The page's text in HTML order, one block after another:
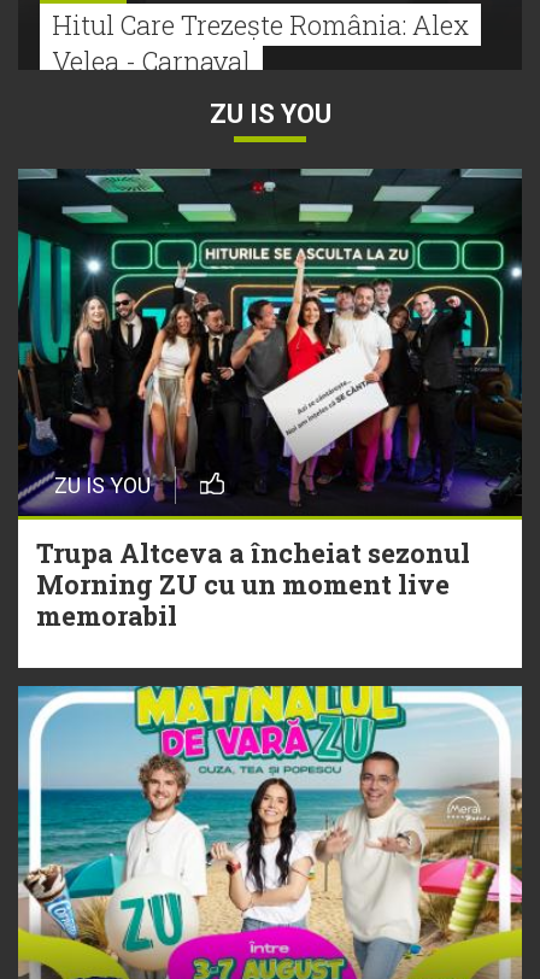
Hitul Care Trezește România: Alex
Velea - Carnaval
Bătălie strânsă la Hitul Monstru Al
Verii: Cabron versus Faydee
21 Iulie
Dă volumul mai tare! Cabron vine
cu Hitul Monstru al Verii
20 Iulie
Episod nou | Muzica Aia x DJ
Christian Thomson
20 Iulie
Torpedoul lui Morar: Theo Rose -
ZU IS YOU
ZU IS YOU
Trupa Altceva a încheiat sezonul
Morning ZU cu un moment live
memorabil